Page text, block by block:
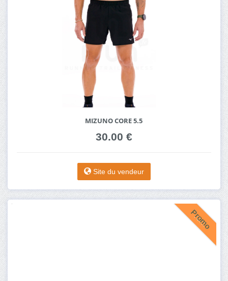
MIZUNO CORE 5.5
30.00 €
Site du vendeur
Promo